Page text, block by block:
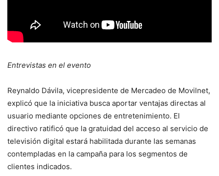
Entrevistas en el evento
Reynaldo Dávila, vicepresidente de Mercadeo de Movilnet,
explicó que la iniciativa busca aportar ventajas directas al
usuario mediante opciones de entretenimiento. El
directivo ratificó que la gratuidad del acceso al servicio de
televisión digital estará habilitada durante las semanas
contempladas en la campaña para los segmentos de
clientes indicados.